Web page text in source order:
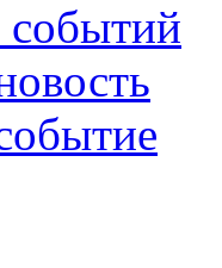
событий